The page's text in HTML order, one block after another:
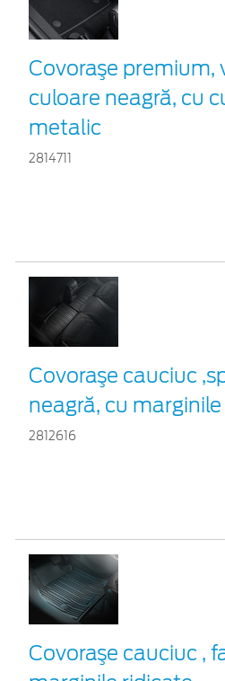
Covoraşe premium,
culoare neagră, cu
metalic
2814711
Covoraşe cauciuc
neagră, cu
2812616
Covoraşe cauciuc ,